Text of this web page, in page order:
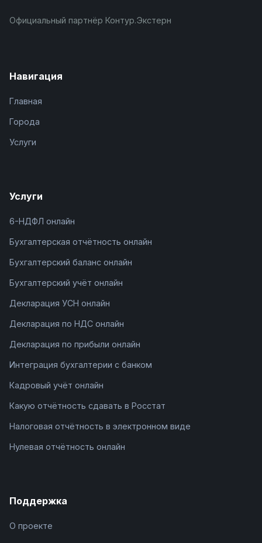
Официальный партнёр Контур.Экстерн
Навигация
Главная
Города
Услуги
Услуги
6-НДФЛ онлайн
Бухгалтерская отчётность онлайн
Бухгалтерский баланс онлайн
Бухгалтерский учёт онлайн
Декларация УСН онлайн
Декларация по НДС онлайн
Декларация по прибыли онлайн
Интеграция бухгалтерии с банком
Кадровый учёт онлайн
Какую отчётность сдавать в Росстат
Налоговая отчётность в электронном виде
Нулевая отчётность онлайн
Поддержка
О проекте